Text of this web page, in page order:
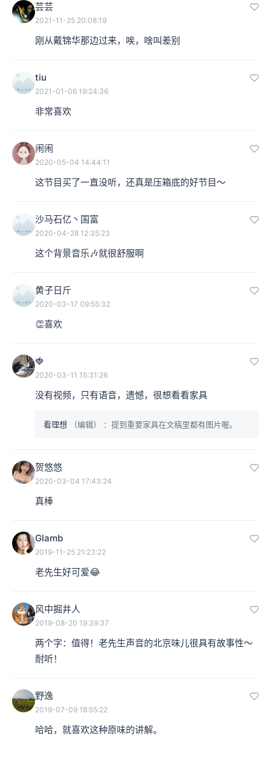
芸芸
2021-11-25 20:08:19
刚从戴锦华那边过来，唉，啥叫差别
tiu
2021-01-06 19:24:36
非常喜欢
闹闹
2020-05-04 14:44:11
这节目买了一直没听，还真是压箱底的好节目～
沙马石亿丶国富
2020-04-28 12:35:23
这个背景音乐🎶就很舒服啊
黄子日斤
2020-03-17 09:55:32
👏喜欢
🍓
2020-03-11 15:31:26
没有视频，只有语音，遗憾，很想看看家具
看理想 （编辑） ：提到重要家具在文稿里都有图片喔。
贺悠悠
2020-03-04 17:43:24
真棒
Glamb
2019-11-25 21:23:22
风中掘井人
2019-08-20 19:39:37
两个字：值得！老先生声音的北京味儿很具有故事性～
耐听！
野逸
2019-07-09 18:55:22
哈哈，就喜欢这种原味的讲解。